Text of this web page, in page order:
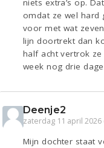
niets extra’s op.
omdat ze wel hard
voor met wat
lijn doortrekt dan
half acht vertrok
week nog drie
Deenje2
zaterdag 11 april 2026
Mijn dochter staat